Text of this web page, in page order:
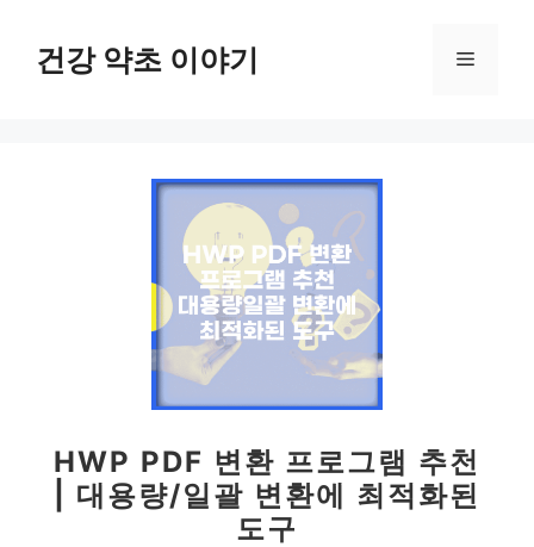
건강 약초 이야기 메
HWP PDF 변환 프로그램 추천
| 대용량/일괄 변환에 최적화된
도구